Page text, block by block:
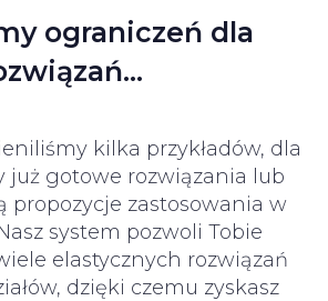
ograniczeń dla
kilka przykładów, dla
już gotowe rozwiązania lub
propozycje zastosowania w
system pozwoli Tobie
elastycznych rozwiązań
dzięki czemu zyskasz